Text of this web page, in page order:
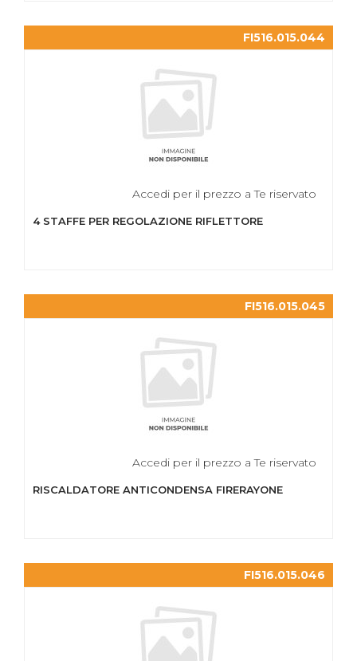
FI516.015.044
Accedi per il prezzo a Te riservato
4 STAFFE PER REGOLAZIONE RIFLETTORE
FI516.015.045
Accedi per il prezzo a Te riservato
RISCALDATORE ANTICONDENSA FIRERAYONE
FI516.015.046